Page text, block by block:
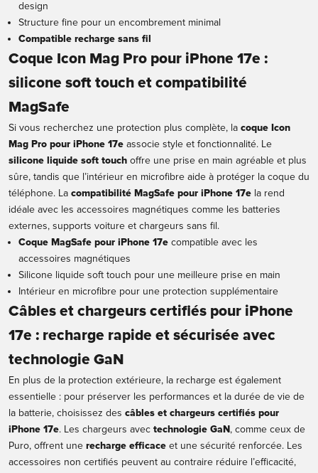
design
Structure fine pour un encombrement minimal
Compatible recharge sans fil
Coque Icon Mag Pro pour iPhone 17e :
silicone soft touch et compatibilité
MagSafe
Si vous recherchez une protection plus complète, la coque Icon
Mag Pro pour iPhone 17e associe style et fonctionnalité. Le
silicone liquide soft touch offre une prise en main agréable et plus
sûre, tandis que l’intérieur en microfibre aide à protéger la coque du
téléphone. La compatibilité MagSafe pour iPhone 17e la rend
idéale avec les accessoires magnétiques comme les batteries
externes, supports voiture et chargeurs sans fil.
Coque MagSafe pour iPhone 17e compatible avec les
accessoires magnétiques
Silicone liquide soft touch pour une meilleure prise en main
Intérieur en microfibre pour une protection supplémentaire
Câbles et chargeurs certifiés pour iPhone
17e : recharge rapide et sécurisée avec
technologie GaN
En plus de la protection extérieure, la recharge est également
essentielle : pour préserver les performances et la durée de vie de
la batterie, choisissez des câbles et chargeurs certifiés pour
iPhone 17e. Les chargeurs avec technologie GaN, comme ceux de
Puro, offrent une recharge efficace et une sécurité renforcée. Les
accessoires non certifiés peuvent au contraire réduire l’efficacité,